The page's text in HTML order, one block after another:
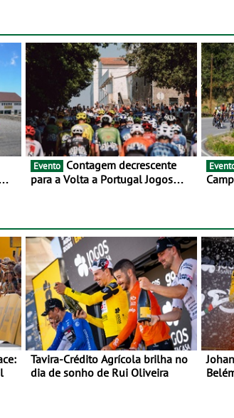
Evento
para a Volta a Portugal Jogos
Tavira-Crédito Agrícola brilha no
dia de sonho de Rui Oliveira